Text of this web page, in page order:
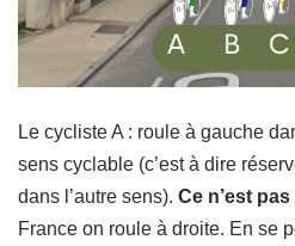
Le cycliste A : roule à gauche
sens cyclable (c’est à dire
dans l’autre sens). Ce n’est
France on roule à droite. En se